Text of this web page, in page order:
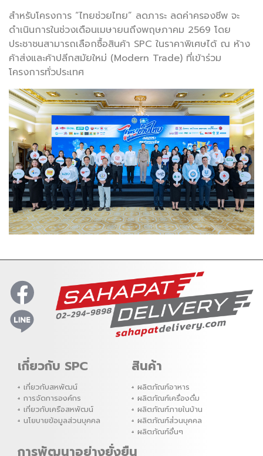
สำหรับโครงการ “ไทยช่วยไทย” ลดภาระ ลดค่าครองชีพ จะ
ดำเนินการในช่วงเดือนเมษายนถึงพฤษภาคม 2569 โดย
ประชาชนสามารถเลือกซื้อสินค้า SPC ในราคาพิเศษได้ ณ ห้าง
ค้าส่งและค้าปลีกสมัยใหม่ (Modern Trade) ที่เข้าร่วม
โครงการทั่วประเทศ
เกี่ยวกับ SPC
เกี่ยวกับสหพัฒน์
การจัดการองค์กร
เกี่ยวกับเครือสหพัฒน์
นโยบายข้อมูลส่วนบุคคล
สินค้า
ผลิตภัณฑ์อาหาร
ผลิตภัณฑ์เครื่องดื่ม
ผลิตภัณฑ์ภายในบ้าน
ผลิตภัณฑ์ส่่วนบุคคล
ผลิตภัณฑ์อื่นๆ
การพัฒนาอย่างยั่งยืน